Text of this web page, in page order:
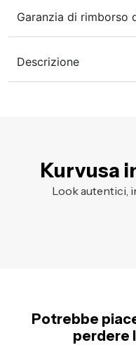
Garanzia di rimborso
Descrizione
Kurvusa
Look autentici,
Potrebbe
perdere